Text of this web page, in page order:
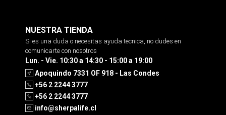
NUESTRA TIENDA
Si es una duda o necesitas ayuda tecnica, no dudes en
comunicarte con nosotros
Lun. - Vie. 10:30 a 14:30 - 15:00 a 19:00
Apoquindo 7331 OF 918 - Las Condes
+56 2 2244 3777
+56 2 2244 3777
info@sherpalife.cl